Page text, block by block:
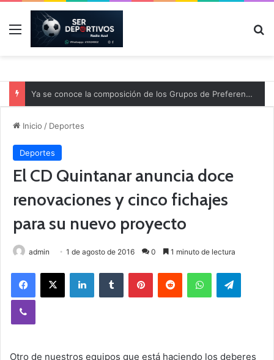
Menú
Ya se conoce la composición de los Grupos de Preferente y el calendario
Inicio / Deportes
Deportes
El CD Quintanar anuncia doce
renovaciones y cinco fichajes
para su nuevo proyecto
admin 1 de agosto de 2016 0 1 minuto de lectura
Otro de nuestros equipos que está haciendo los deberes